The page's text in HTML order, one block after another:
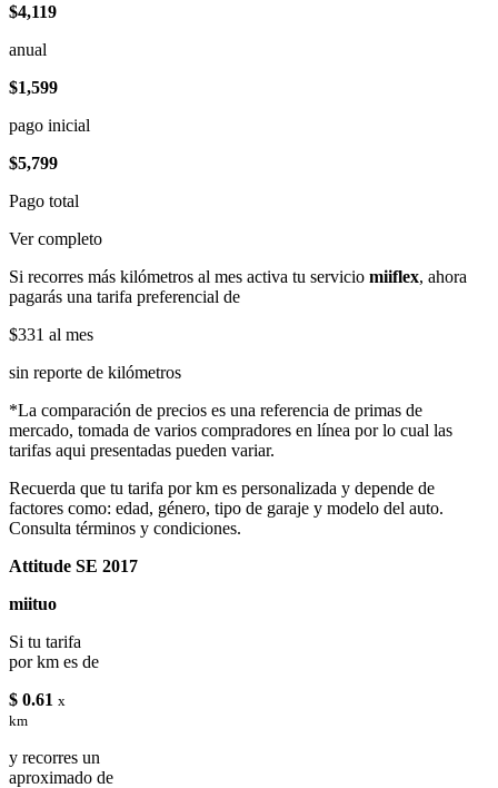
$4,119
anual
$1,599
pago inicial
$5,799
Pago total
Ver completo
Si recorres más kilómetros al mes activa tu servicio miiflex, ahora
pagarás una tarifa preferencial de
$331 al mes
sin reporte de kilómetros
*La comparación de precios es una referencia de primas de
mercado, tomada de varios compradores en línea por lo cual las
tarifas aqui presentadas pueden variar.
Recuerda que tu tarifa por km es personalizada y depende de
factores como: edad, género, tipo de garaje y modelo del auto.
Consulta términos y condiciones.
Attitude SE 2017
miituo
Si tu tarifa
por km es de
$ 0.61 x
km
y recorres un
aproximado de